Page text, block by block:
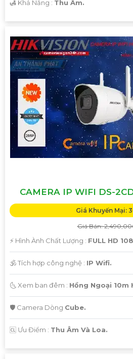
Hi vọng bạn sẽ tìm thấy mẫu văn
nhiều tính năng. Nếu cần thêm
để lại câu hỏi Cung cấp cho công
️🛃 Khả Năng : Thu Âm.
CAMERA IP WIFI DS-
Giá Khuyến Mại:
Giá Bán:
️⚡ Hình Ành Chất Lượng : FULL HD
🕉️ Tích hợp công nghệ : IP Wifi.
🌜 Xem ban đêm : Hồng Ngoại 10m
🛡 Camera Dòng Cube.
️🆑 Ưu Điểm : Thu Âm Và Loa.